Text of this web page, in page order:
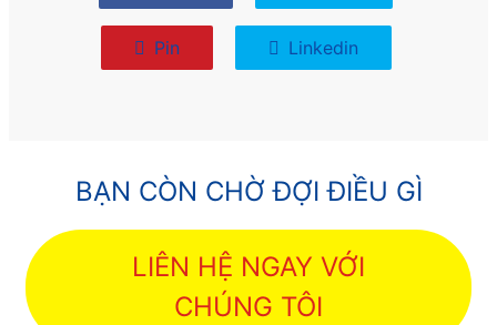
Pin Linkedin
BẠN CÒN CHỜ ĐỢI ĐIỀU GÌ
LIÊN HỆ NGAY VỚI
CHÚNG TÔI